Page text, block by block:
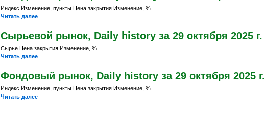
Индекс Изменение, пункты Цена закрытия Изменение, % ...
Читать далее
Сырьевой рынок, Daily history за 29 октября 2025 г.
Сырье Цена закрытия Изменение, % ...
Читать далее
Фондовый рынок, Daily history за 29 октября 2025 г.
Индекс Изменение, пункты Цена закрытия Изменение, % ...
Читать далее